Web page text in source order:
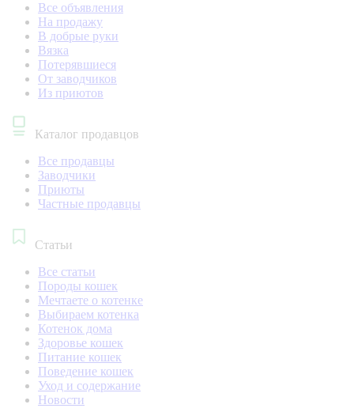
Все объявления
На продажу
В добрые руки
Вязка
Потерявшиеся
От заводчиков
Из приютов
Каталог продавцов
Все продавцы
Заводчики
Приюты
Частные продавцы
Статьи
Все статьи
Породы кошек
Мечтаете о котенке
Выбираем котенка
Котенок дома
Здоровье кошек
Питание кошек
Поведение кошек
Уход и содержание
Новости